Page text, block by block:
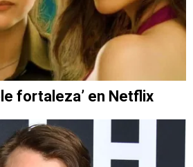
fortaleza’ en Netflix